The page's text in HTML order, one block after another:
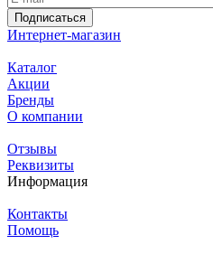
Подписаться
Интернет-магазин
Каталог
Акции
Бренды
О компании
Отзывы
Реквизиты
Информация
Контакты
Помощь